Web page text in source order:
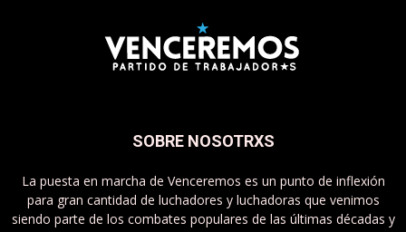
SOBRE NOSOTRXS
La puesta en marcha de Venceremos es un punto de inflexión
para gran cantidad de luchadores y luchadoras que venimos
siendo parte de los combates populares de las últimas décadas y